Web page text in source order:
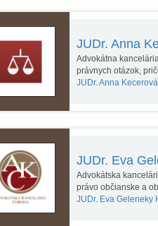
JUDr. Anna
Advokátna
právnych otázok,
JUDr. Anna
JUDr. Eva
Advokátska
právo občianske a
JUDr. Eva Geleneky